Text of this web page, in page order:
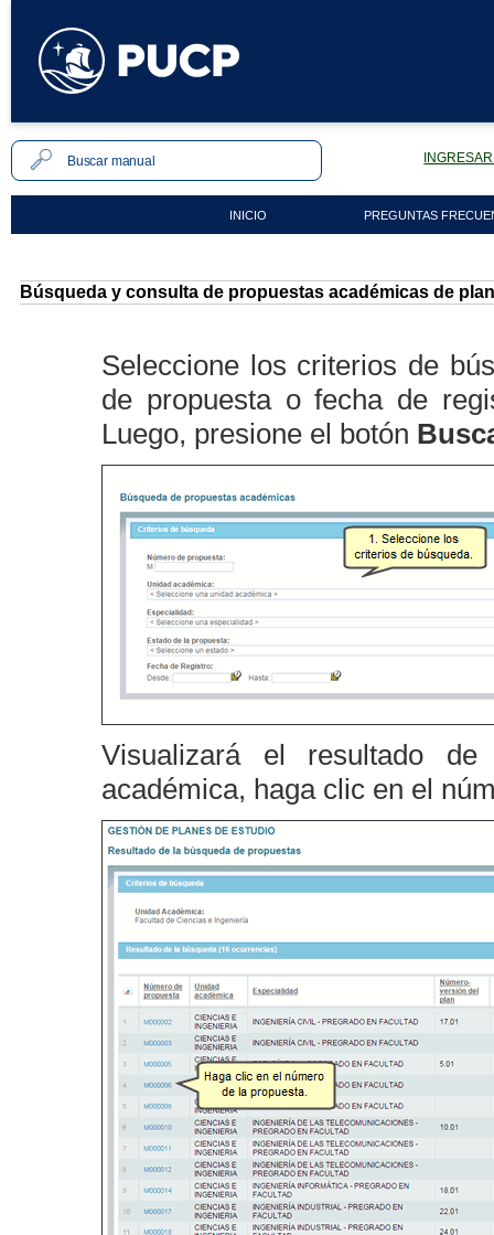
INICIO PREGUNTAS
Búsqueda y consulta de propuestas académicas de
Seleccione los criterios de
de propuesta o fecha de
Luego, presione el botón
Visualizará el resultado
académica, haga clic en el